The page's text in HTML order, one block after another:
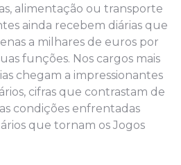
alimentação ou transporte
ainda recebem diárias que
a milhares de euros por
funções. Nos cargos mais
chegam a impressionantes
cifras que contrastam de
condições enfrentadas
que tornam os Jogos